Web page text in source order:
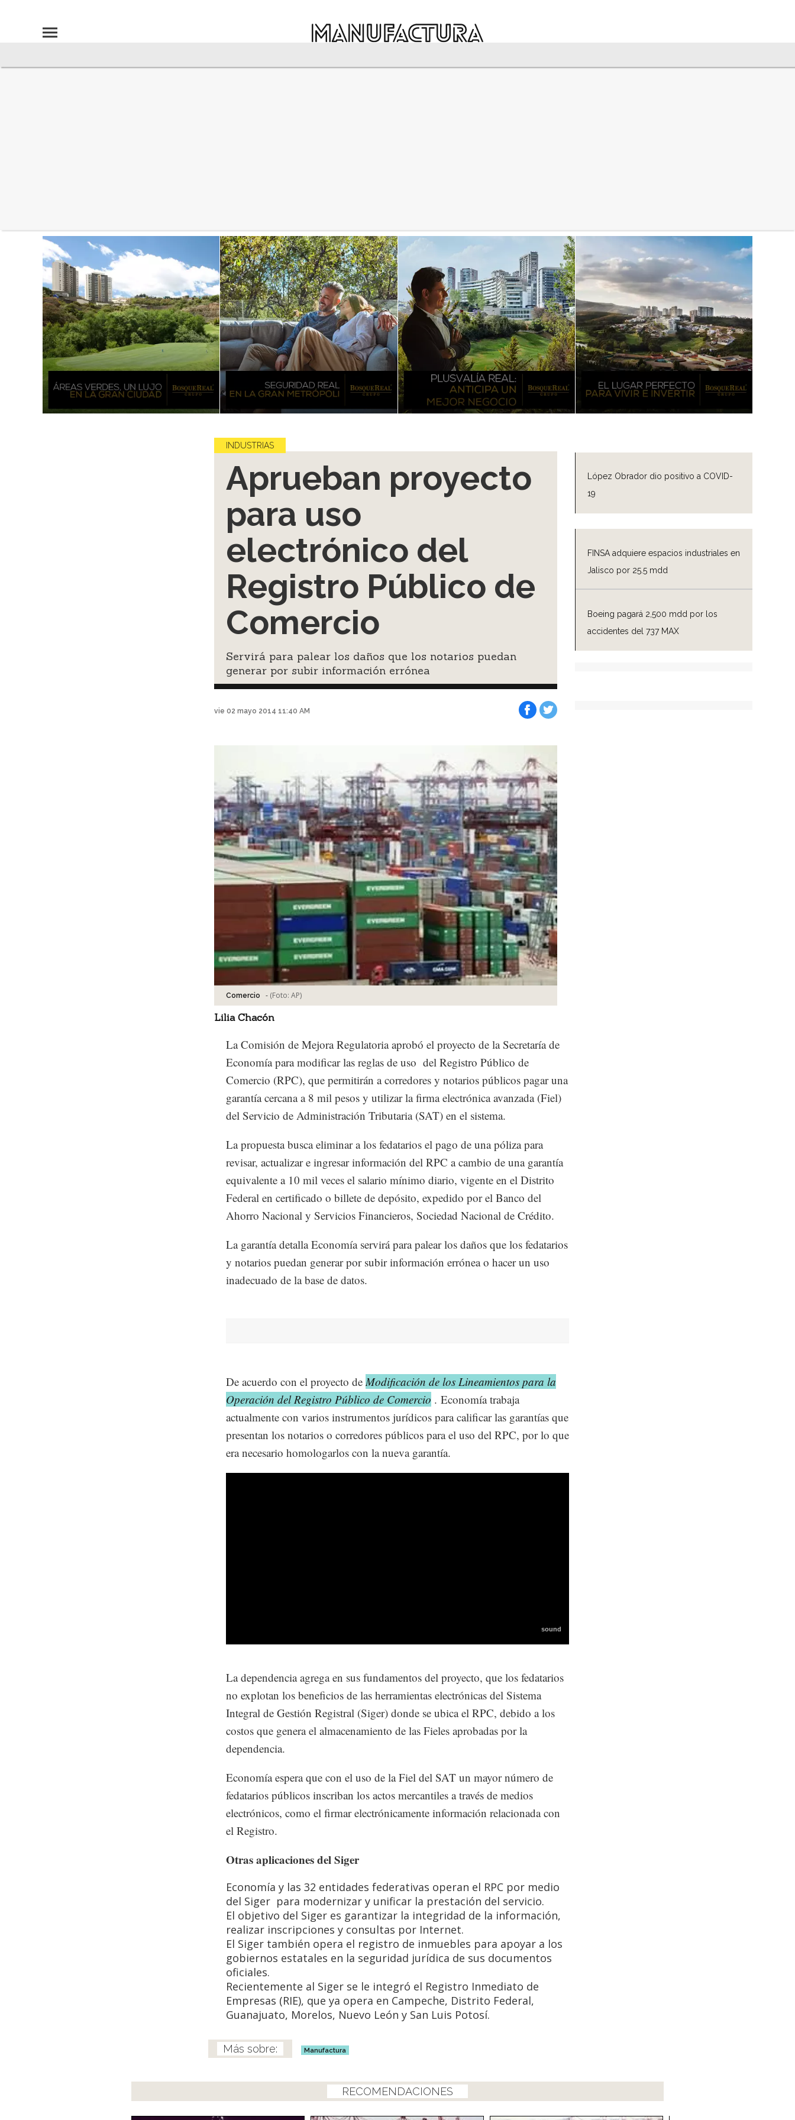
López Obrador dio positivo a COVID-
19
FINSA adquiere espacios industriales en
Jalisco por 25.5 mdd
Boeing pagará 2,500 mdd por los
accidentes del 737 MAX
INDUSTRIAS
Aprueban proyecto
para uso
electrónico del
Registro Público de
Comercio
Servirá para palear los daños que los notarios puedan
generar por subir información errónea
vie 02 mayo 2014 11:40 AM
Comercio - (Foto: AP)
Lilia Chacón
La Comisión de Mejora Regulatoria aprobó el proyecto de la Secretaría de
Economía para modificar las reglas de uso del Registro Público de
Comercio (RPC), que permitirán a corredores y notarios públicos pagar una
garantía cercana a 8 mil pesos y utilizar la firma electrónica avanzada (Fiel)
del Servicio de Administración Tributaria (SAT) en el sistema.
La propuesta busca eliminar a los fedatarios el pago de una póliza para
revisar, actualizar e ingresar información del RPC a cambio de una garantía
equivalente a 10 mil veces el salario mínimo diario, vigente en el Distrito
Federal en certificado o billete de depósito, expedido por el Banco del
Ahorro Nacional y Servicios Financieros, Sociedad Nacional de Crédito.
La garantía detalla Economía servirá para palear los daños que los fedatarios
y notarios puedan generar por subir información errónea o hacer un uso
inadecuado de la base de datos.
De acuerdo con el proyecto deModificación de los Lineamientos para la
Operación del Registro Público de Comercio . Economía trabaja
actualmente con varios instrumentos jurídicos para calificar las garantías que
presentan los notarios o corredores públicos para el uso del RPC, por lo que
era necesario homologarlos con la nueva garantía.
La dependencia agrega en sus fundamentos del proyecto, que los fedatarios
no explotan los beneficios de las herramientas electrónicas del Sistema
Integral de Gestión Registral (Siger) donde se ubica el RPC, debido a los
costos que genera el almacenamiento de las Fieles aprobadas por la
dependencia.
Economía espera que con el uso de la Fiel del SAT un mayor número de
fedatarios públicos inscriban los actos mercantiles a través de medios
electrónicos, como el firmar electrónicamente información relacionada con
el Registro.
Otras aplicaciones del Siger
Economía y las 32 entidades federativas operan el RPC por medio
del Siger para modernizar y unificar la prestación del servicio.
El objetivo del Siger es garantizar la integridad de la información,
realizar inscripciones y consultas por Internet.
El Siger también opera el registro de inmuebles para apoyar a los
gobiernos estatales en la seguridad jurídica de sus documentos
oficiales.
Recientemente al Siger se le integró el Registro Inmediato de
Empresas (RIE), que ya opera en Campeche, Distrito Federal,
Guanajuato, Morelos, Nuevo León y San Luis Potosí.
Manufactura
RECOMENDACIONES